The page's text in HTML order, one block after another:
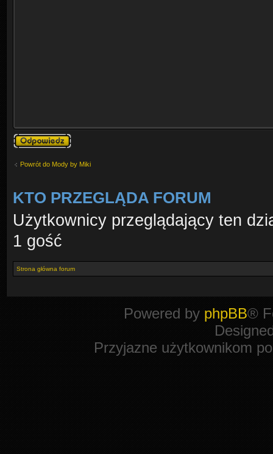
Odpowiedz
Powrót do Mody by Miki
KTO PRZEGLĄDA FORUM
Użytkownicy przeglądający ten
1 gość
Strona główna forum
Powered by phpBB®
Przyjazne użytkownikom